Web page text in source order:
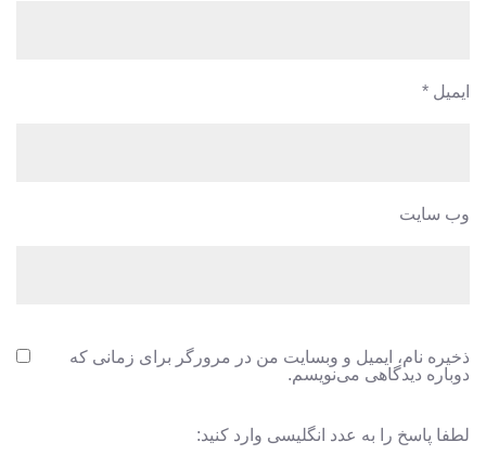
ایمیل *
وب‌ سایت
ذخیره نام، ایمیل و وبسایت من در مرورگر برای زمانی که
دوباره دیدگاهی می‌نویسم.
لطفا پاسخ را به عدد انگلیسی وارد کنید: